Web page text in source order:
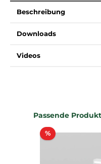
Beschreibung
Downloads
Videos
Produktgalerie
Passende
%Rabatt